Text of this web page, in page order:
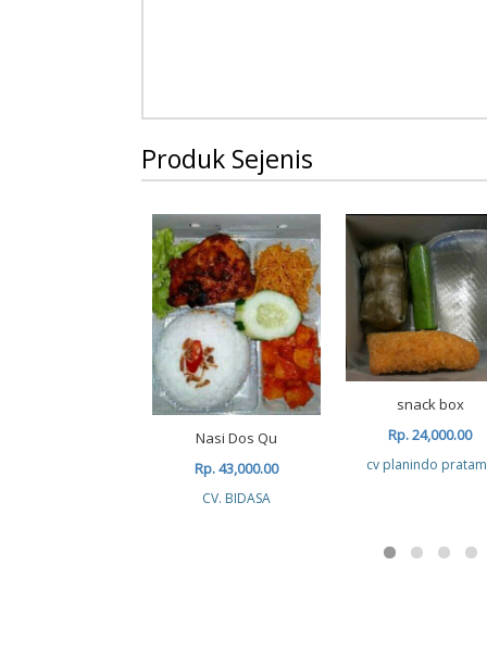
Produk Sejenis
Nasi Dos Qu
Rp. 43,000.00
CV. BIDASA
snack box
Rp. 24,000.00
cv planindo